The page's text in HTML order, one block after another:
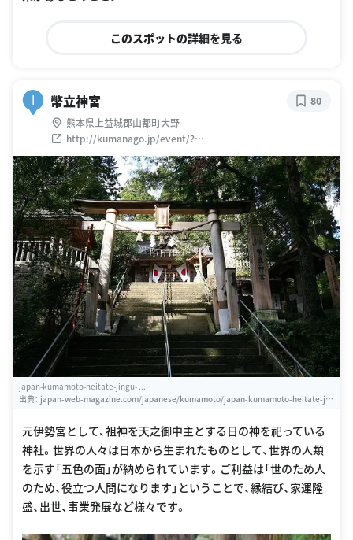
このスポットの詳細を見る
I 幣立神宮
熊本県上益城郡山都町大野
http://kumanago.jp/event/?
mode=detail&id=430000000821
80
japan-kumamoto-heitate-jingu- ...
出典： japan-web-magazine.com/japanese/kumamoto/japan-kumamoto-heitate-jin
元伊勢宮として、祖神を天之御中主とする日の神を祀っている
神社。世界の人々は日本から生まれたものとして、世界の人類
を示す「五色の面」が納められています。ご利益は「世のため人
のため、役立つ人間になります」ということで、縁結び、家運隆
盛、出世、事業発展など様々です。